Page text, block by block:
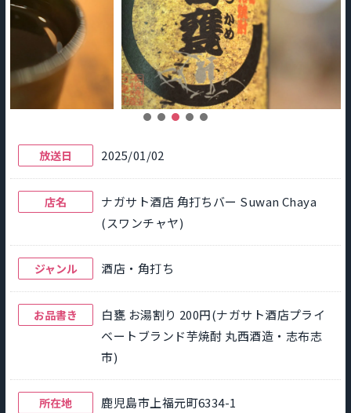
放送日 2025/01/02
店名
ナガサト酒店 角打ちバー Suwan Chaya
(スワンチャヤ)
ジャンル 酒店・角打ち
お品書き
白甕 お湯割り 200円(ナガサト酒店プライ
ベートブランド芋焼酎 丸西酒造・志布志
市)
所在地 鹿児島市上福元町6334-1